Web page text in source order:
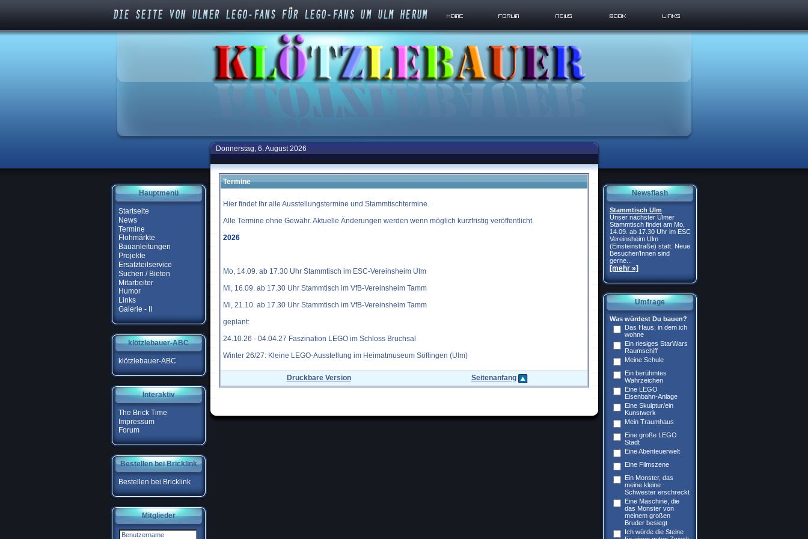
Hauptmenü
Startseite
News
Termine
Flohmärkte
Bauanleitungen
Projekte
Ersatzteilservice
Suchen / Bieten
Mitarbeiter
Humor
Links
Galerie - II
klötzlebauer-ABC
klötzlebauer-ABC
Interaktiv
The Brick Time
Impressum
Forum
Bestellen bei Bricklink
Bestellen bei Bricklink
Mitglieder
Donnerstag, 6. August 2026
Termine
Hier findet Ihr alle Ausstellungstermine und Stammtischtermine.
Alle Termine ohne Gewähr. Aktuelle Änderungen werden wenn möglich kurzfristig veröffentlicht.
2026
Mo, 14.09. ab 17.30 Uhr Stammtisch im ESC-Vereinsheim Ulm
Mi, 16.09. ab 17.30 Uhr Stammtisch im VfB-Vereinsheim Tamm
Mi, 21.10. ab 17.30 Uhr Stammtisch im VfB-Vereinsheim Tamm
geplant:
24.10.26 - 04.04.27 Faszination LEGO im Schloss Bruchsal
Winter 26/27: Kleine LEGO-Ausstellung im Heimatmuseum Söflingen (Ulm)
Druckbare Version Seitenanfang
Newsflash
Stammtisch Ulm
Unser nächster Ulmer
Stammtisch findet am Mo,
14.09. ab 17.30 Uhr im ESC
Vereinsheim Ulm
(Einsteinstraße) statt. Neue
Besucher/Innen sind
gerne...
[mehr »]
Umfrage
Was würdest Du bauen?
Das Haus, in dem ich
wohne
Ein riesiges StarWars
Raumschiff
Meine Schule
Ein berühmtes
Wahrzeichen
Eine LEGO
Eisenbahn-Anlage
Eine Skulptur/ein
Kunstwerk
Mein Traumhaus
Eine große LEGO
Stadt
Eine Abenteuerwelt
Eine Filmszene
Ein Monster, das
meine kleine
Schwester erschreckt
Eine Maschine, die
das Monster von
meinem großen
Bruder besiegt
Ich würde die Steine